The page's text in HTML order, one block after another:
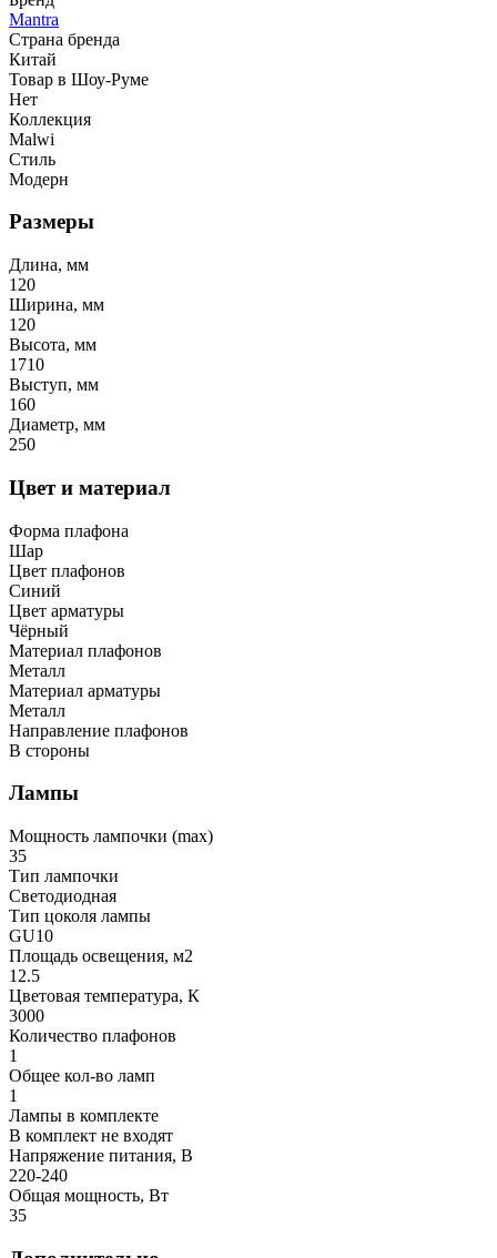
Mantra
Страна бренда
Китай
Товар в Шоу-Руме
Нет
Коллекция
Malwi
Стиль
Модерн
Размеры
Длина, мм
120
Ширина, мм
120
Высота, мм
1710
Выступ, мм
160
Диаметр, мм
250
Цвет и материал
Форма плафона
Шар
Цвет плафонов
Синий
Цвет арматуры
Чёрный
Материал плафонов
Металл
Материал арматуры
Металл
Направление плафонов
В стороны
Лампы
Мощность лампочки (max)
35
Тип лампочки
Светодиодная
Тип цоколя лампы
GU10
Площадь освещения, м2
12.5
Цветовая температура, К
3000
Количество плафонов
1
Общее кол-во ламп
1
Лампы в комплекте
В комплект не входят
Напряжение питания, В
220-240
Общая мощность, Вт
35